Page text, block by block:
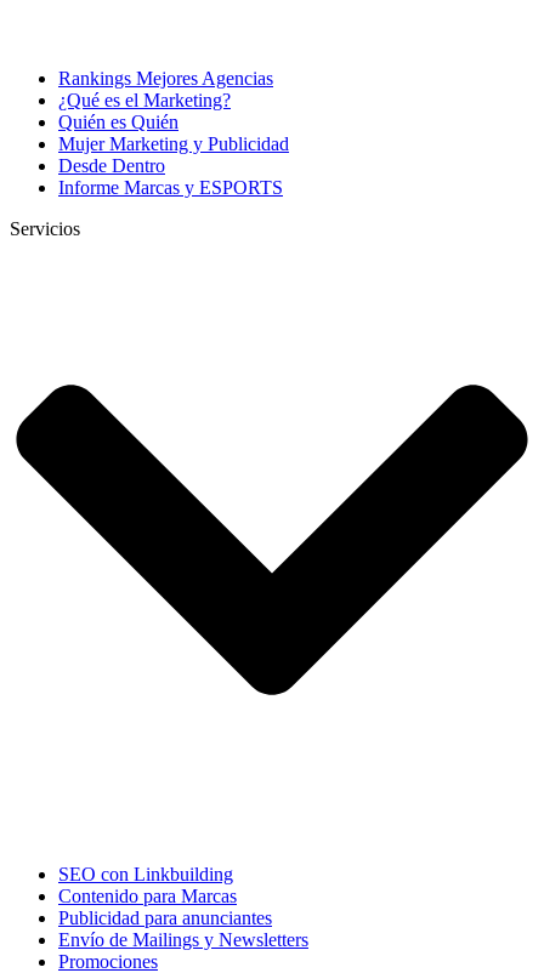
Rankings Mejores Agencias
¿Qué es el Marketing?
Quién es Quién
Mujer Marketing y Publicidad
Desde Dentro
Informe Marcas y ESPORTS
Servicios
SEO con Linkbuilding
Contenido para Marcas
Publicidad para anunciantes
Envío de Mailings y Newsletters
Promociones